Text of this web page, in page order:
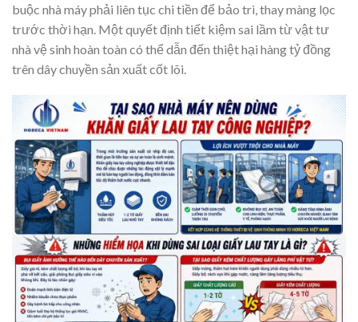
buộc nhà máy phải liên tục chi tiền để bảo trì, thay màng lọc
trước thời hạn. Một quyết định tiết kiệm sai lầm từ vật tư
nhà vệ sinh hoàn toàn có thể dẫn đến thiệt hại hàng tỷ đồng
trên dây chuyền sản xuất cốt lõi.